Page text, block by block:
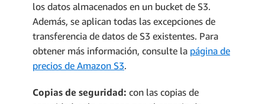
los datos almacenados en un bucket de S3.
Además, se aplican todas las excepciones de
transferencia de datos de S3 existentes. Para
obtener más información, consulte la página de
precios de Amazon S3.
Copias de seguridad: con las copias de